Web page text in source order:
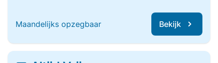
Maandelijks opzegbaar Bekijk